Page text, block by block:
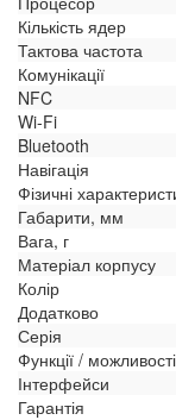
Кількість ядер
Тактова частота
Комунікації
NFC
Wi-Fi
Bluetooth
Навігація
Фізичні
Габарити, мм
Вага, г
Матеріал корпусу
Колір
Додатково
Серія
Функції / можливості
Інтерфейси
Гарантія